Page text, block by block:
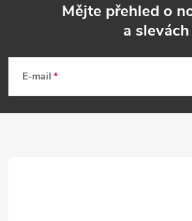
p
Mějte přehled o
a slevách
E-mail